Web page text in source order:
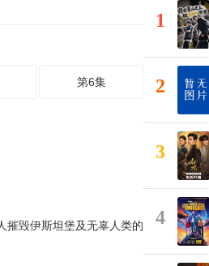
第6集
摧毁伊斯坦堡及无辜人类的
1
2
3
4